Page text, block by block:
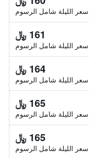
سعر الليلة شامل الرسوم
161 ﷼
سعر الليلة شامل الرسوم
164 ﷼
سعر الليلة شامل الرسوم
165 ﷼
سعر الليلة شامل الرسوم
165 ﷼
سعر الليلة شامل الرسوم